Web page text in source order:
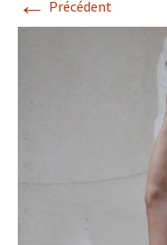
Précédent